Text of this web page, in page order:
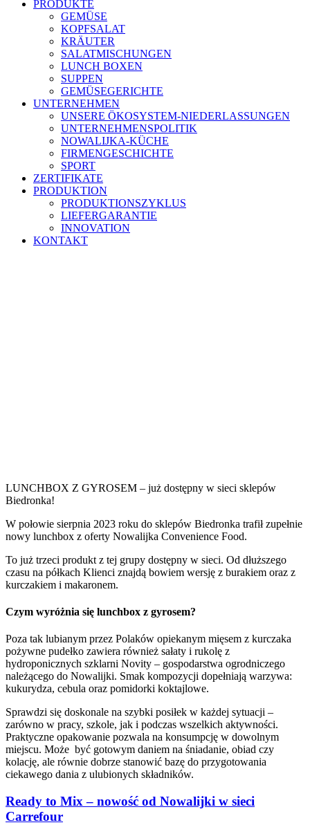
PRODUKTE
GEMÜSE
KOPFSALAT
KRÄUTER
SALATMISCHUNGEN
LUNCH BOXEN
SUPPEN
GEMÜSEGERICHTE
UNTERNEHMEN
UNSERE ÖKOSYSTEM-NIEDERLASSUNGEN
UNTERNEHMENSPOLITIK
NOWALIJKA-KÜCHE
FIRMENGESCHICHTE
SPORT
ZERTIFIKATE
PRODUKTION
PRODUKTIONSZYKLUS
LIEFERGARANTIE
INNOVATION
KONTAKT
LUNCHBOX Z GYROSEM – już dostępny w sieci sklepów
Biedronka!
W połowie sierpnia 2023 roku do sklepów Biedronka trafił zupełnie
nowy lunchbox z oferty Nowalijka Convenience Food.
To już trzeci produkt z tej grupy dostępny w sieci. Od dłuższego
czasu na półkach Klienci znajdą bowiem wersję z burakiem oraz z
kurczakiem i makaronem.
Czym wyróżnia się lunchbox z gyrosem?
Poza tak lubianym przez Polaków opiekanym mięsem z kurczaka
pożywne pudełko zawiera również sałaty i rukolę z
hydroponicznych szklarni Novity – gospodarstwa ogrodniczego
należącego do Nowalijki. Smak kompozycji dopełniają warzywa:
kukurydza, cebula oraz pomidorki koktajlowe.
Sprawdzi się doskonale na szybki posiłek w każdej sytuacji –
zarówno w pracy, szkole, jak i podczas wszelkich aktywności.
Praktyczne opakowanie pozwala na konsumpcję w dowolnym
miejscu. Może być gotowym daniem na śniadanie, obiad czy
kolację, ale równie dobrze stanowić bazę do przygotowania
ciekawego dania z ulubionych składników.
Ready to Mix – nowość od Nowalijki w sieci
Carrefour